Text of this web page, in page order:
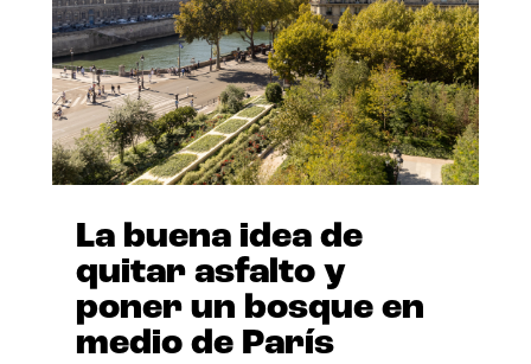
La buena idea de
quitar asfalto y
poner un bosque en
medio de París